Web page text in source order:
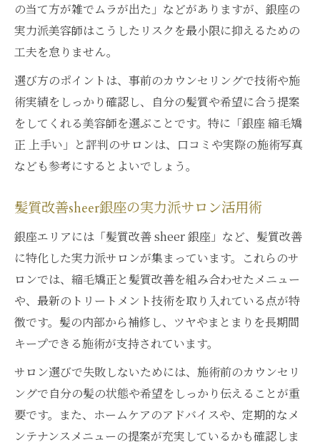
の当て方が雑でムラが出た」などがありますが、銀座の
実力派美容師はこうしたリスクを最小限に抑えるための
工夫を怠りません。
選び方のポイントは、事前のカウンセリングで技術や施
術実績をしっかり確認し、自分の髪質や希望に合う提案
をしてくれる美容師を選ぶことです。特に「銀座 縮毛矯
正 上手い」と評判のサロンは、口コミや実際の施術写真
なども参考にするとよいでしょう。
髪質改善sheer銀座の実力派サロン活用術
銀座エリアには「髪質改善 sheer 銀座」など、髪質改善
に特化した実力派サロンが集まっています。これらのサ
ロンでは、縮毛矯正と髪質改善を組み合わせたメニュー
や、最新のトリートメント技術を取り入れている点が特
徴です。髪の内部から補修し、ツヤやまとまりを長期間
キープできる施術が支持されています。
サロン選びで失敗しないためには、施術前のカウンセリ
ングで自分の髪の状態や希望をしっかり伝えることが重
要です。また、ホームケアのアドバイスや、定期的なメ
ンテナンスメニューの提案が充実しているかも確認しま